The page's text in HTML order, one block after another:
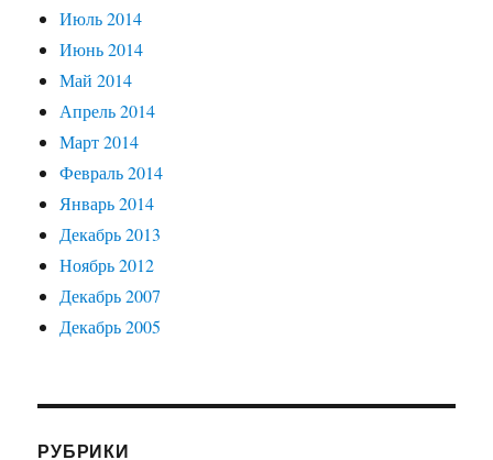
Июль 2014
Июнь 2014
Май 2014
Апрель 2014
Март 2014
Февраль 2014
Январь 2014
Декабрь 2013
Ноябрь 2012
Декабрь 2007
Декабрь 2005
РУБРИКИ